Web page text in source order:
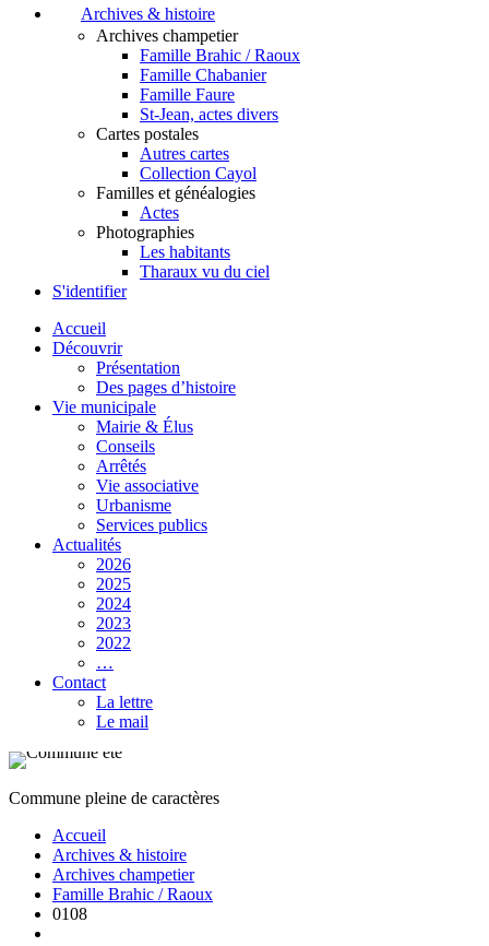
Archives & histoire
Archives champetier
Famille Brahic / Raoux
Famille Chabanier
Famille Faure
St-Jean, actes divers
Cartes postales
Autres cartes
Collection Cayol
Familles et généalogies
Actes
Photographies
Les habitants
Tharaux vu du ciel
S'identifier
Accueil
Découvrir
Présentation
Des pages d’histoire
Vie municipale
Mairie & Élus
Conseils
Arrêtés
Vie associative
Urbanisme
Services publics
Actualités
2026
2025
2024
2023
2022
…
Contact
La lettre
Le mail
Commune pleine de caractères
Accueil
Archives & histoire
Archives champetier
Famille Brahic / Raoux
0108